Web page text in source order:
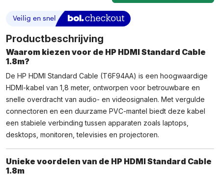
Standard
Cable
Aantal
Productbeschrijving
Waarom kiezen voor de HP HDMI Standard Cable
1.8m?
De HP HDMI Standard Cable (T6F94AA) is een hoogwaardige
HDMI-kabel van 1,8 meter, ontworpen voor betrouwbare en
snelle overdracht van audio- en videosignalen. Met vergulde
connectoren en een duurzame PVC-mantel biedt deze kabel
een stabiele verbinding tussen apparaten zoals laptops,
desktops, monitoren, televisies en projectoren.
Unieke voordelen van de HP HDMI Standard Cable
1.8m